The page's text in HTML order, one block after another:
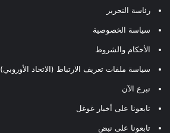
رئاسة التحرير
سياسة الخصوصية
الأحكام والشروط
سياسة ملفات تعريف الارتباط (الاتحاد الأوروبي)
تبرع الآن
تابعونا على أخبار غوغل
تابعونا على نبض